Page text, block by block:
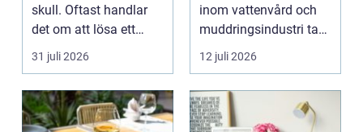
skull. Oftast handlar
det om att lösa ett
problem snabb...
31 juli 2026
inom vattenvård och
muddringsindustri tack
vare si...
12 juli 2026